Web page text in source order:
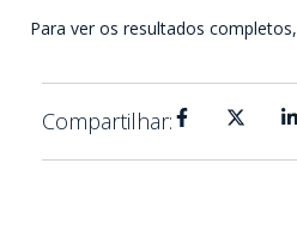
Para ver os resultados completos,
Compartilhar: